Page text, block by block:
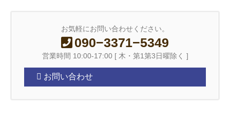
お気軽にお問い合わせください。
090−3371−5349
営業時間 10:00-17:00 [ 木・第1第3日曜除く ]
お問い合わせ